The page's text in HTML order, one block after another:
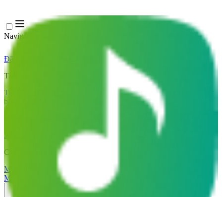
Navigation Menu
Đăng nhập
Tạo
Trình tạo nhạc AI
Trình tạo lời bài hát AITrình tạo bản cover bài hát
bằng AI
Video ca nhạc AI
AI Vocal Remover
AI Tách Stem
Công cụ âm nhạc khác
Mastering bằng AI Trình chỉnh sửa MIDI AI
MIDI
Công cụ khác